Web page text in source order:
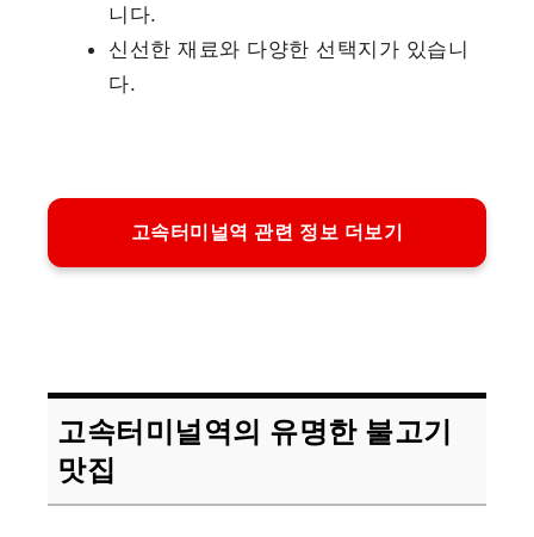
니다.
신선한 재료와 다양한 선택지가 있습니
다.
고속터미널역 관련 정보 더보기
고속터미널역의 유명한 불고기
맛집